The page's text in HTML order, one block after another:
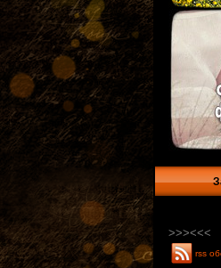
>>><<<
rss